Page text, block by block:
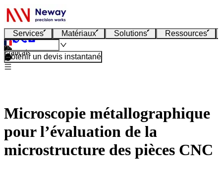
Services Matériaux Solutions Ressources
Français
Obtenir un devis instantané
Microscopie métallographique
pour l’évaluation de la
microstructure des pièces CNC